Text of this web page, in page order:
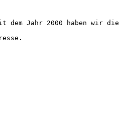
dem Jahr 2000 haben wir